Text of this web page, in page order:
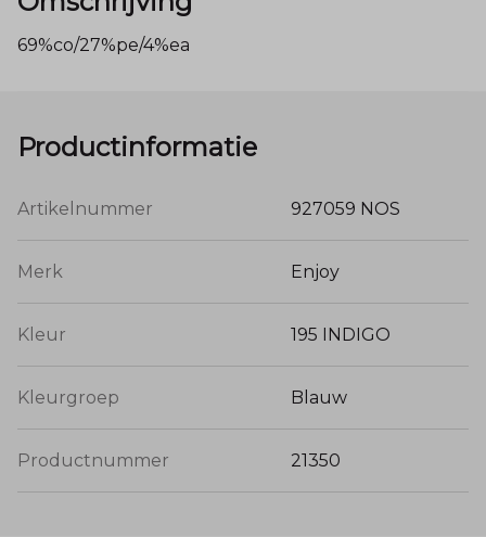
69%co/27%pe/4%ea
Productinformatie
Artikelnummer 927059 NOS
Merk Enjoy
Kleur 195 INDIGO
Kleurgroep Blauw
Productnummer 21350